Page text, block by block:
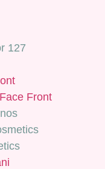
127
Front